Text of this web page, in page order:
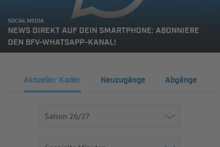
SOCIAL MEDIA
NEWS DIREKT AUF DEIN SMARTPHONE: ABONNIERE
DEN BFV-WHATSAPP-KANAL!
Aktueller Kader Neuzugänge Abgänge